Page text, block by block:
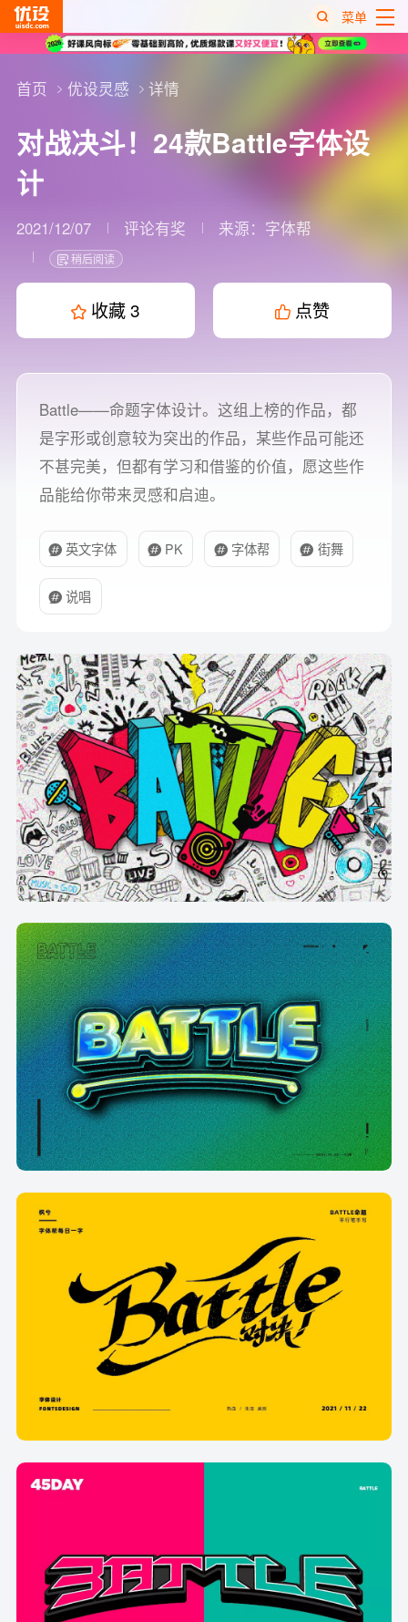
菜单
首页 优设灵感 详情
对战决斗！24款Battle字体设
计
2021/12/07 评论有奖 来源： 字体帮
稍后阅读
收藏3 点赞
Battle——命题字体设计。这组上榜的作品，都
是字形或创意较为突出的作品，某些作品可能还
不甚完美，但都有学习和借鉴的价值，愿这些作
品能给你带来灵感和启迪。
英文字体 PK 字体帮 街舞
说唱